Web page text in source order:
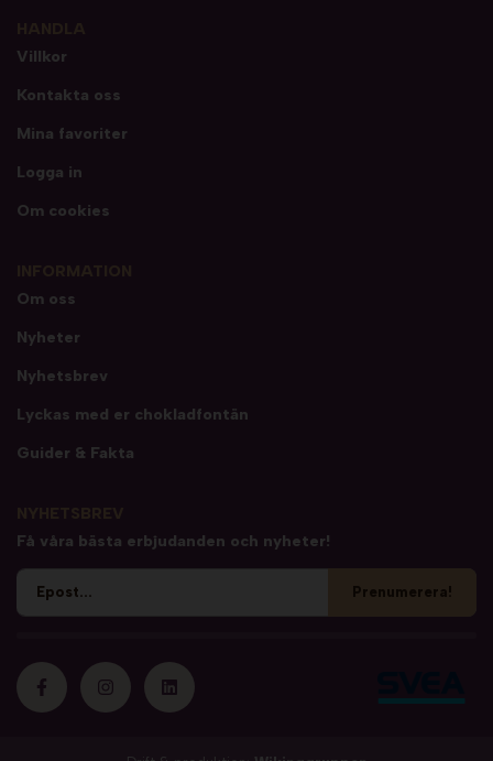
Villkor
Kontakta oss
Mina favoriter
Logga in
Om cookies
Om oss
Nyheter
Nyhetsbrev
Lyckas med er chokladfontän
Guider & Fakta
Få våra bästa erbjudanden och nyheter!
Prenumerera!